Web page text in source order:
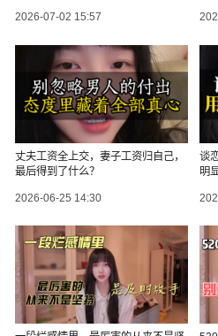
2026-07-02 15:57
丈夫工资全上交，妻子工资归自己，
最后得到了什么？
2026-06-25 14:30
谈
明